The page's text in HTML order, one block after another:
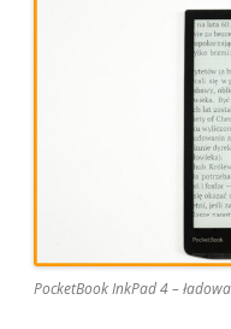
PocketBook InkPad 4 –